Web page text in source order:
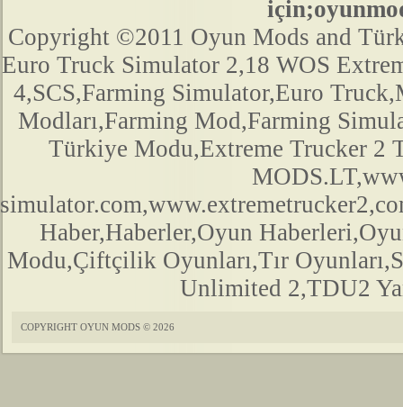
Copyright ©2011 Oyun Mods and
Euro Truck Simulator 2,18 WOS
4,SCS,Farming Simulator,Euro
Modları,Farming Mod,Farming
Türkiye Modu,Extreme Trucker 2
Haber,Haberler,Oyun
Modu,Çiftçilik Oyunları,Tır
Unlimited 2,TDU2
COPYRIGHT OYUN MODS © 2026